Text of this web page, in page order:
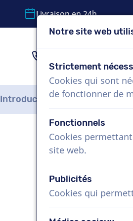
Livraison en 24h
Introduction Procédure
Notre site web
Strictement
Cookies qui sont
de fonctionner de
Fonctionnels
Cookies
site web.
Publicités
Cookies qui